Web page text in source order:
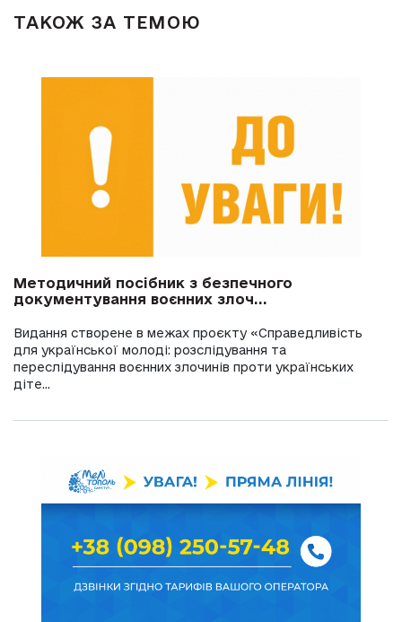
ТАКОЖ ЗА ТЕМОЮ
Методичний посібник з безпечного
документування воєнних злоч...
Видання створене в межах проєкту «Справедливість
для української молоді: розслідування та
переслідування воєнних злочинів проти українських
діте...